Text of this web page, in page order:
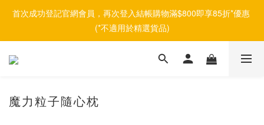
首次成功登記官網會員，再次登入結帳購物滿$800即享85折*優惠
(*不適用於精選貨品)
魔力粒子隨心枕